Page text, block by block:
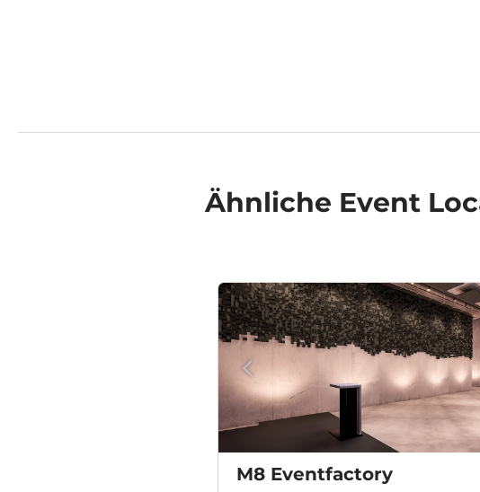
Ähnliche Event
M8 Eventfactory